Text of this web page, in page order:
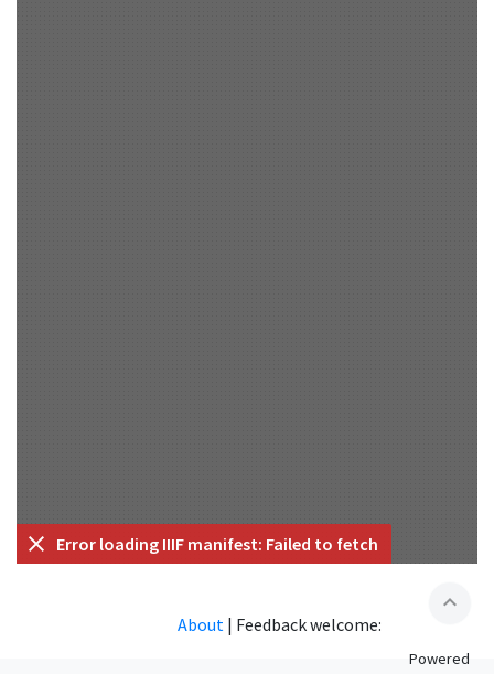
Error loading IIIF manifest: Failed to fetch
expand_less
About | Feedback welcome:
Powered